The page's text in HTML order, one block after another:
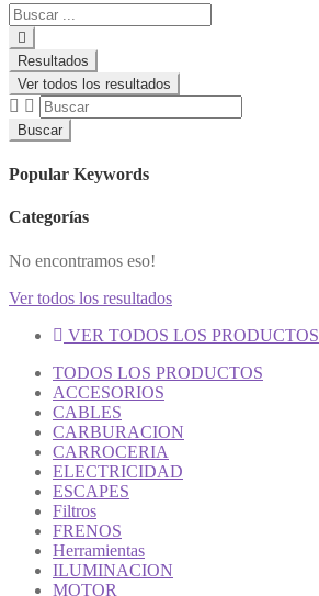
Search
...
Resultados
Ver todos los resultados
Buscar
Popular Keywords
Categorías
No encontramos eso!
Ver todos los resultados
VER TODOS LOS PRODUCTOS
TODOS LOS PRODUCTOS
ACCESORIOS
CABLES
CARBURACION
CARROCERIA
ELECTRICIDAD
ESCAPES
Filtros
FRENOS
Herramientas
ILUMINACION
MOTOR